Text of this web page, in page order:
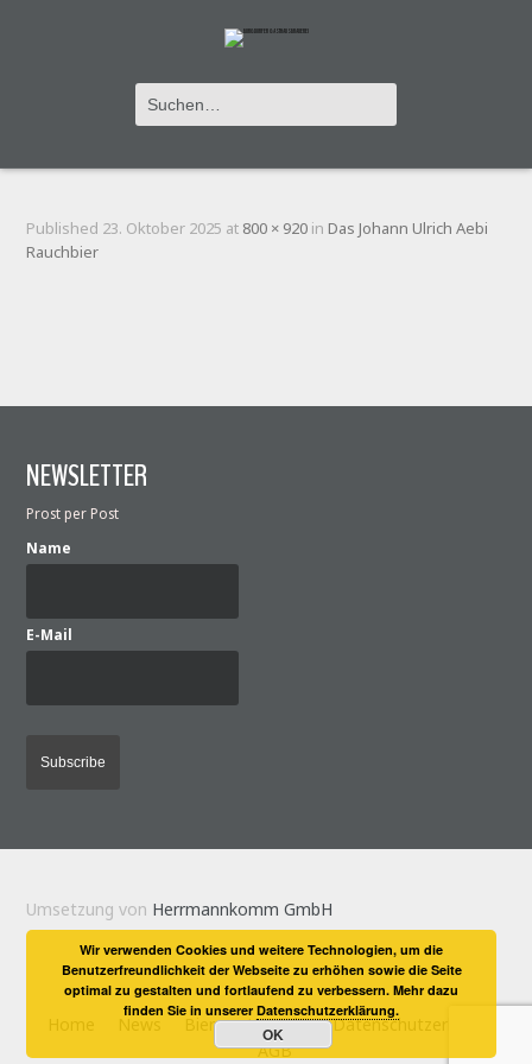
ETIKETTE_JOHANN_ULRICH_AEBI_KLEIN
Published 23. Oktober 2025 at 800 × 920 in Das Johann Ulrich Aebi
Rauchbier
NEWSLETTER
Prost per Post
Name
E-Mail
Umsetzung von Herrmannkomm GmbH
Home News Biere Kontakt
Datenschutzerklärung
AGB
Wir verwenden Cookies und weitere Technologien, um die
Benutzerfreundlichkeit der Webseite zu erhöhen sowie die Seite
optimal zu gestalten und fortlaufend zu verbessern. Mehr dazu
finden Sie in unsererDatenschutzerklärung.
OK